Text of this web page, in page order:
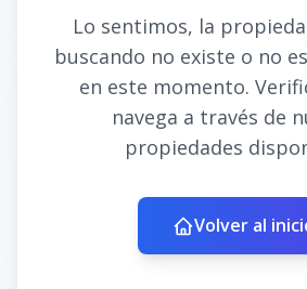
Lo sentimos, la
buscando no existe o no
en este momento.
navega a través de
propiedades
Volver al